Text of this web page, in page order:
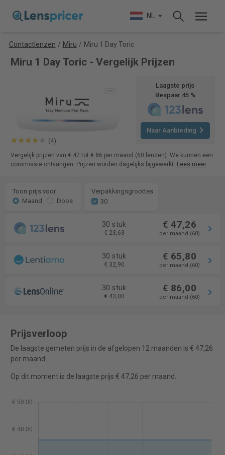
NL
Contactlenzen / Miru / Miru 1 Day Toric
Miru 1 Day Toric - Vergelijk Prijzen
(4)
Laagste prijs
Bespaar 45 %
Naar Aanbieding
Vergelijk prijzen van € 47 tot € 86 per maand (60 lenzen). We kunnen een
commissie ontvangen. Prijzen worden dagelijks bijgewerkt. Lees meer.
Toon prijs voor
Maand
Doos
Verpakkingsgroottes
30
30 stuk
€ 23,63
€ 47,26
per maand (60)
30 stuk
€ 32,90
€ 65,80
per maand (60)
30 stuk
€ 43,00
€ 86,00
per maand (60)
Prijsverloop
De laagste gemeten prijs in de afgelopen 12 maanden is € 47,26
per maand.
Op dit moment is de laagste prijs € 47,26 per maand.